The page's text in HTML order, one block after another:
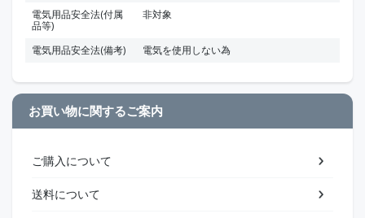
電気用品安全法(付属
品等)
非対象
電気用品安全法(備考) 電気を使用しない為
お買い物に関するご案内
ご購入について
送料について